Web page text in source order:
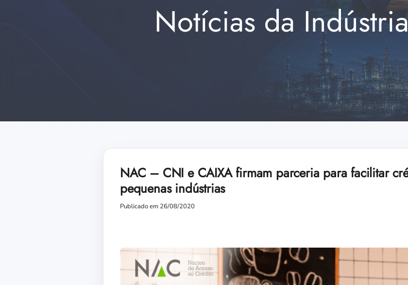
Notícias da
NAC – CNI e CAIXA firmam parceria para facilitar
pequenas indústrias
Publicado em 26/08/2020